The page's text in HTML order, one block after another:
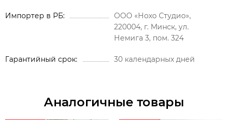
Импортер в РБ
ООО «Нохо Студио»,
220004, г. Минск, ул.
Немига 3, пом. 324
Гарантийный срок 30 календарных дней
Аналогичные товары